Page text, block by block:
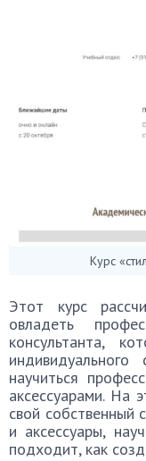
Курс
Этот курс
овладеть
консультанта,
научиться
аксессуарами. На
свой собственный
и аксессуары,
подходит, как